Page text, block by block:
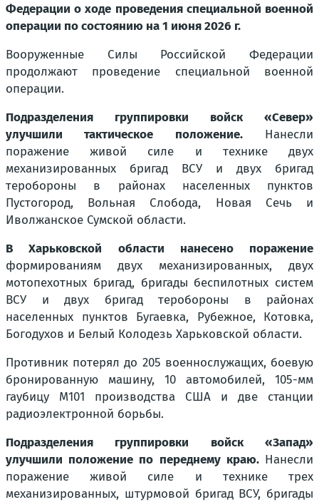
Федерации о ходе проведения специальной военной
операции по состоянию на 1 июня 2026 г.
Вооруженные Силы Российской Федерации
продолжают проведение специальной военной
операции.
Подразделения группировки войск «Север»
улучшили тактическое положение.Нанесли
поражение живой силе и технике двух
механизированных бригад ВСУ и двух бригад
теробороны в районах населенных пунктов
Пустогород, Вольная Слобода, Новая Сечь и
Иволжанское Сумской области.
В Харьковской области нанесено поражение
формированиям двух механизированных, двух
мотопехотных бригад, бригады беспилотных систем
ВСУ и двух бригад теробороны в районах
населенных пунктов Бугаевка, Рубежное, Котовка,
Богодухов и Белый Колодезь Харьковской области.
Противник потерял до 205 военнослужащих, боевую
бронированную машину, 10 автомобилей, 105-мм
гаубицу М101 производства США и две станции
радиоэлектронной борьбы.
Подразделения группировки войск «Запад»
улучшили положение по переднему краю. Нанесли
поражение живой силе и технике трех
механизированных, штурмовой бригад ВСУ, бригады